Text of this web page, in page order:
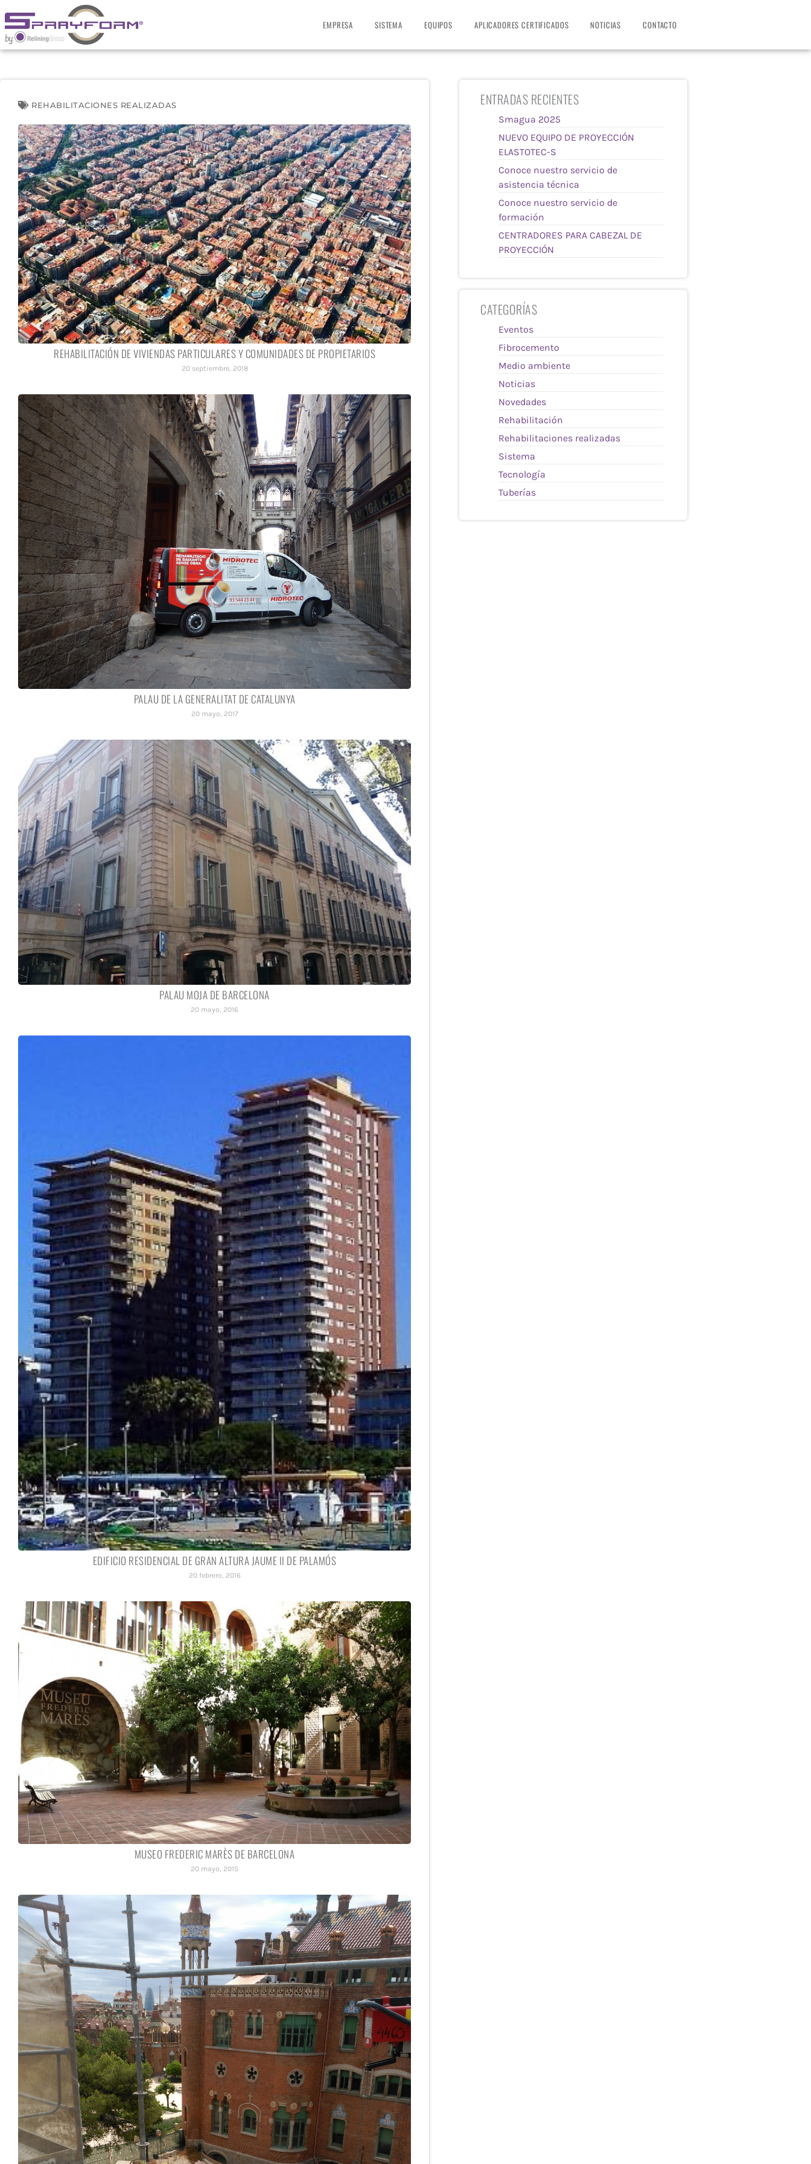
al
contenido
EMPRESA SISTEMA EQUIPOS APLICADORES CERTIFICADOS NOTICIAS CONTACTO
REHABILITACIONES REALIZADAS
REHABILITACIÓN DE VIVIENDAS PARTICULARES Y COMUNIDADES DE PROPIETARIOS
20 septiembre, 2018
PALAU DE LA GENERALITAT DE CATALUNYA
20 mayo, 2017
PALAU MOJA DE BARCELONA
20 mayo, 2016
EDIFICIO RESIDENCIAL DE GRAN ALTURA JAUME II DE PALAMÓS
20 febrero, 2016
MUSEO FREDERIC MARÈS DE BARCELONA
20 mayo, 2015
ENTRADAS RECIENTES
Smagua 2025
NUEVO EQUIPO DE PROYECCIÓN
ELASTOTEC-S
Conoce nuestro servicio de
asistencia técnica
Conoce nuestro servicio de
formación
CENTRADORES PARA CABEZAL DE
PROYECCIÓN
CATEGORÍAS
Eventos
Fibrocemento
Medio ambiente
Noticias
Novedades
Rehabilitación
Rehabilitaciones realizadas
Sistema
Tecnología
Tuberías